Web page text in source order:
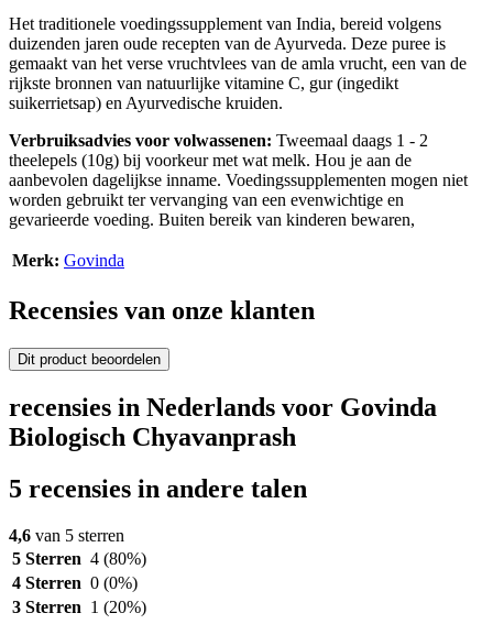
Het traditionele voedingssupplement van India, bereid volgens
duizenden jaren oude recepten van de Ayurveda. Deze puree is
gemaakt van het verse vruchtvlees van de amla vrucht, een van de
rijkste bronnen van natuurlijke vitamine C, gur (ingedikt
suikerrietsap) en Ayurvedische kruiden.
Verbruiksadvies voor volwassenen: Tweemaal daags 1 - 2
theelepels (10g) bij voorkeur met wat melk. Hou je aan de
aanbevolen dagelijkse inname. Voedingssupplementen mogen niet
worden gebruikt ter vervanging van een evenwichtige en
gevarieerde voeding. Buiten bereik van kinderen bewaren,
Merk: Govinda
Recensies van onze klanten
Dit product beoordelen
recensies in Nederlands voor Govinda
Biologisch Chyavanprash
5 recensies in andere talen
4,6 van 5 sterren
5 Sterren 4 (80%)
4 Sterren 0 (0%)
3 Sterren 1 (20%)